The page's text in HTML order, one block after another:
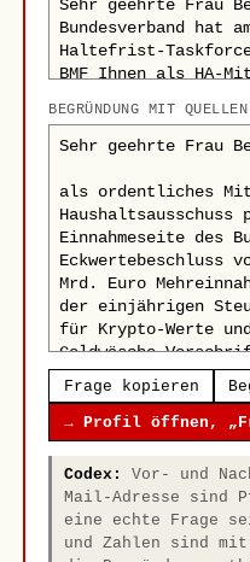
BEGRÜNDUNG MIT
Frage kopieren
→ Profil öffnen,
Codex:
Vor- und
Mail-Adresse sind
eine echte Frage
und Zahlen sind